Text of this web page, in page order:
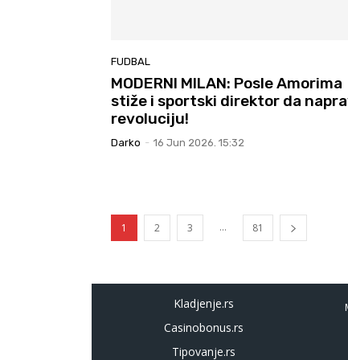
FUDBAL
MODERNI MILAN: Posle Amorima
stiže i sportski direktor da
revoluciju!
Darko - 16 Jun 2026. 15:32
1 2 3 ... 81
Kladjenje.rs
Casinobonus.rs
Tipovanje.rs